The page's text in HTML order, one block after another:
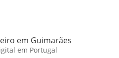
em Guimarães
em Portugal